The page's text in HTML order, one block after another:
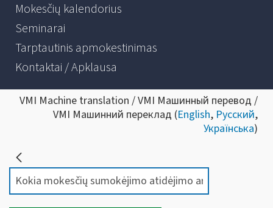
Mokesčių kalendorius
Seminarai
Tarptautinis apmokestinimas
Kontaktai / Apklausa
VMI Machine translation / VMI Машинный перевод /
VMI Машинний переклад (English, Русский,
Українська)